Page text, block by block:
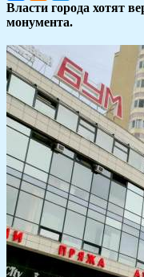
Власти города хотят
монумента.